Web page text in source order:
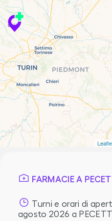
FARMACIE A
Turni e orari di
agosto 2026 a